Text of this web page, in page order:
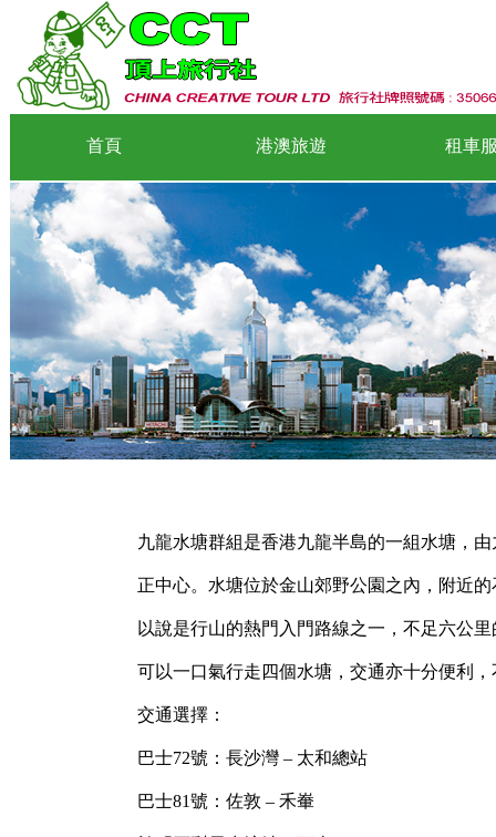
首頁 港澳旅遊 租車
九龍水塘群組是香港九龍半島的一組水塘，
正中心。水塘位於金山郊野公園之內，附近
以說是行山的熱門入門路線之一，不足六公
可以一口氣行走四個水塘，交通亦十分便利
交通選擇：
巴士72號：長沙灣 – 太和總站
巴士81號：佐敦 – 禾輋